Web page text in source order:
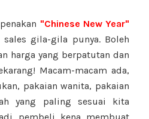
"Chinese New Year"
gila-gila punya. Boleh
harga yang berpatutan dan
Macam-macam ada,
pakaian wanita, pakaian
yang paling sesuai kita